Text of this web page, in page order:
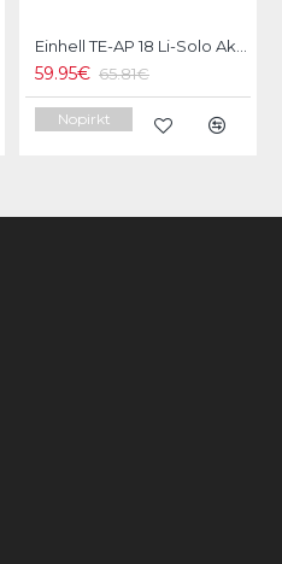
Einhell TE-AP 18 Li-Solo Akumulatora zobenzāģis
59.95€ 65.81€
Nopirkt